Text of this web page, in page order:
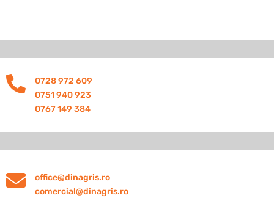

0728 972 609
0751 940 923
0767 149 384

office@dinagris.ro
comercial@dinagris.ro